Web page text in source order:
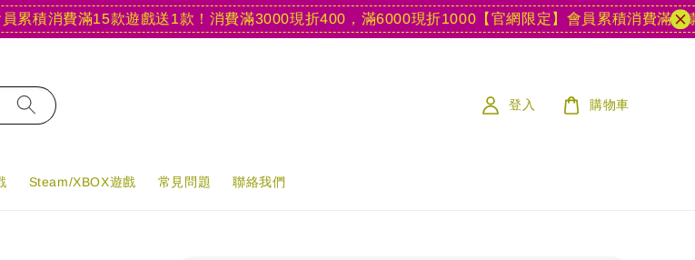
費滿15款遊戲送1款！消費滿3000現折400，滿6000現折1000【官網限定】會員累積消費滿15款遊
Steam/XBOX遊戲 常見問題 聯絡我們
登入 購物車